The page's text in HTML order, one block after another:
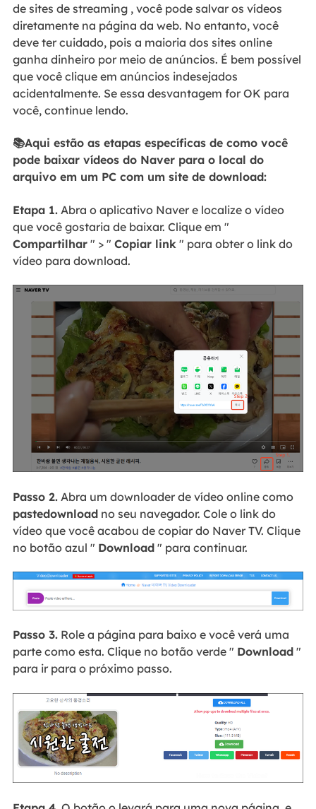
de sites de streaming , você pode salvar os vídeos
diretamente na página da web. No entanto, você
deve ter cuidado, pois a maioria dos sites online
ganha dinheiro por meio de anúncios. É bem possível
que você clique em anúncios indesejados
acidentalmente. Se essa desvantagem for OK para
você, continue lendo.
📚Aqui estão as etapas específicas de como você
pode baixar vídeos do Naver para o local do
arquivo em um PC com um site de download:
Etapa 1.Abra o aplicativo Naver e localize o vídeo
que você gostaria de baixar. Clique em "
Compartilhar" > " Copiar link" para obter o link do
vídeo para download.
Passo 2.Abra um downloader de vídeo online como
pastedownloadno seu navegador. Cole o link do
vídeo que você acabou de copiar do Naver TV. Clique
no botão azul " Download" para continuar.
Passo 3.Role a página para baixo e você verá uma
parte como esta. Clique no botão verde " Download"
para ir para o próximo passo.